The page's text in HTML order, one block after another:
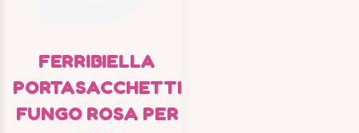
FERRIBIELLA
PORTASACCHETTI
FUNGO ROSA PER